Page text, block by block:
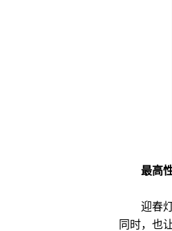
最高
迎春灯
同时，也